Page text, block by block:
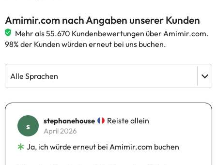
Amimir.com nach Angaben unserer Kunden
Mehr als 55.670 Kundenbewertungen über Amimir.com.
98% der Kunden würden erneut bei uns buchen.